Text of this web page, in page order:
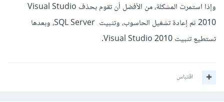
وإذا استمرت المشكلة، من الأفضل أن تقوم بحذف Visual Studio
2010 ثم إعادة تشغيل الحاسوب، وتثبيت SQL Server، وبعدها
تستطيع تثبيت Visual Studio 2010.
اقتباس